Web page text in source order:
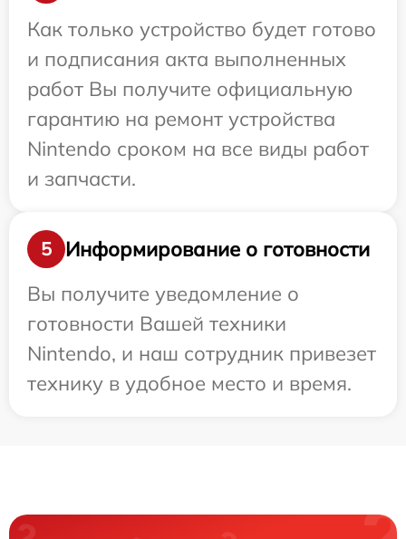
Как только устройство будет готово
и подписания акта выполненных
работ Вы получите официальную
гарантию на ремонт устройства
Nintendo сроком на все виды работ
и запчасти.
5
Информирование о готовности
Вы получите уведомление о
готовности Вашей техники
Nintendo, и наш сотрудник привезет
технику в удобное место и время.